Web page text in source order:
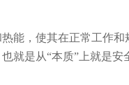
能，使其在正常工作和
就是从“本质”上就是安